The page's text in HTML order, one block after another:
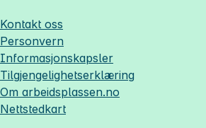
Kontakt oss
Personvern
Informasjonskapsler
Tilgjengelighetserklæring
Om arbeidsplassen.no
Nettstedkart